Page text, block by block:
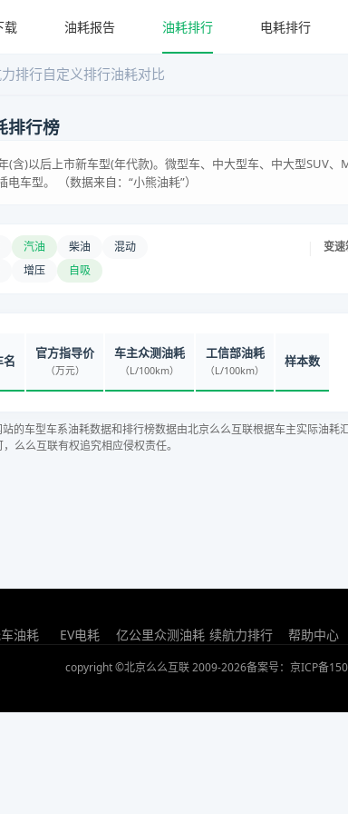
载 油耗报告 油耗排行 电耗排行
排行自定义排行油耗对比
排行榜
(含)以后上市新车型(年代款)。微型车、中大型车、中大型SUV
车型。 （数据来自：“小熊油耗”）
汽油 柴油 混动 变速
增压 自吸
名 官方指导价
（万元）
车主众测油耗
（L/100km）
工信部油耗
（L/100km）
样本数
的车型车系油耗数据和排行榜数据由北京么么互联根据车主实际油
么么互联有权追究相应侵权责任。
油耗 EV电耗 亿公里众测油耗 续航力排行 帮助中心
copyright ©北京么么互联 2009-2026备案号：京ICP备